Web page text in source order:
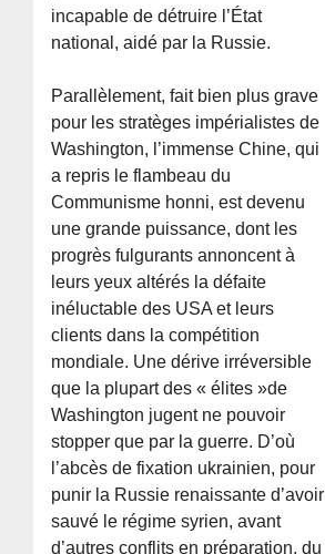
incapable de détruire l’État
national, aidé par la Russie.
Parallèlement, fait bien plus grave
pour les stratèges impérialistes de
Washington, l’immense Chine, qui
a repris le flambeau du
Communisme honni, est devenu
une grande puissance, dont les
progrès fulgurants annoncent à
leurs yeux altérés la défaite
inéluctable des USA et leurs
clients dans la compétition
mondiale. Une dérive irréversible
que la plupart des « élites »de
Washington jugent ne pouvoir
stopper que par la guerre. D’où
l’abcès de fixation ukrainien, pour
punir la Russie renaissante d’avoir
sauvé le régime syrien, avant
d’autres conflits en préparation, du